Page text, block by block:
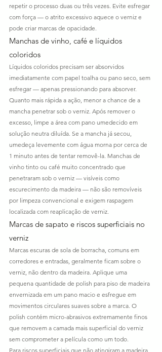
repetir o processo duas ou três vezes. Evite esfregar
com força — o atrito excessivo aquece o verniz e
pode criar marcas de opacidade.
Manchas de vinho, café e líquidos
coloridos
Líquidos coloridos precisam ser absorvidos
imediatamente com papel toalha ou pano seco, sem
esfregar — apenas pressionando para absorver.
Quanto mais rápida a ação, menor a chance de a
mancha penetrar sob o verniz. Após remover o
excesso, limpe a área com pano umedecido em
solução neutra diluída. Se a mancha já secou,
umedeça levemente com água morna por cerca de
1 minuto antes de tentar removê-la. Manchas de
vinho tinto ou café muito concentrado que
penetraram sob o verniz — visíveis como
escurecimento da madeira — não são removíveis
por limpeza convencional e exigem raspagem
localizada com reaplicação de verniz.
Marcas de sapato e riscos superficiais no
verniz
Marcas escuras de sola de borracha, comuns em
corredores e entradas, geralmente ficam sobre o
verniz, não dentro da madeira. Aplique uma
pequena quantidade de polish para piso de madeira
envernizada em um pano macio e esfregue em
movimentos circulares suaves sobre a marca. O
polish contém micro-abrasivos extremamente finos
que removem a camada mais superficial do verniz
sem comprometer a película como um todo.
Para riscos superficiais que não atingiram a madeira,